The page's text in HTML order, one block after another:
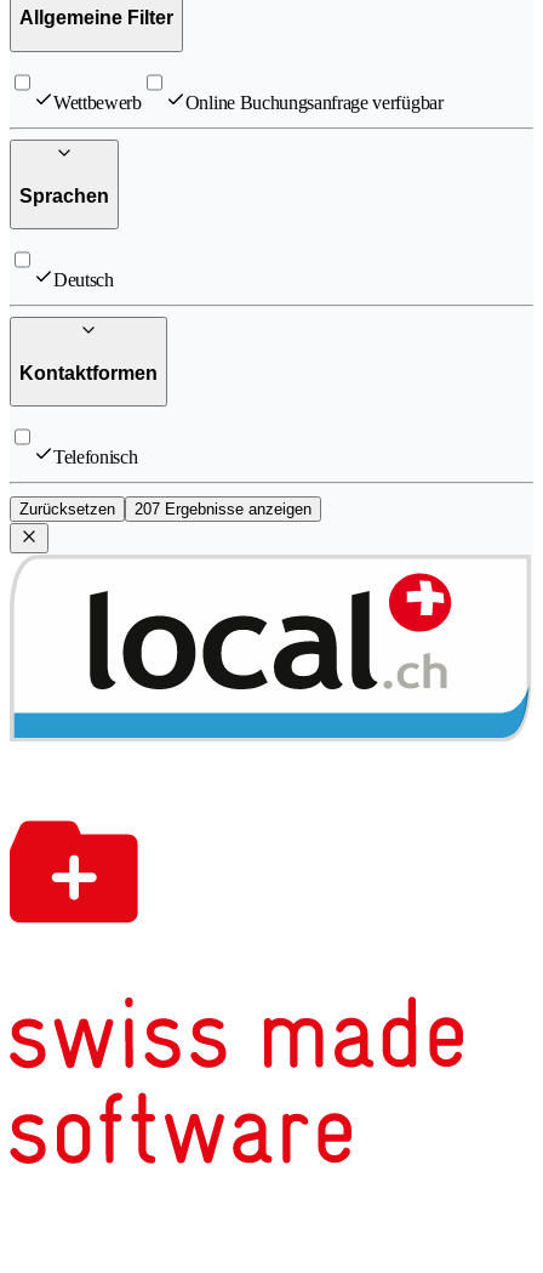
Allgemeine Filter
Wettbewerb Online Buchungsanfrage verfügbar
Sprachen
Deutsch
Kontaktformen
Telefonisch
Zurücksetzen 207 Ergebnisse anzeigen